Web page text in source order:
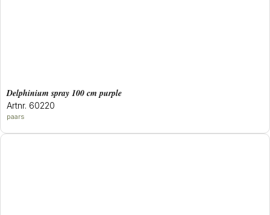
delphinium spray 100 cm purple
Artnr. 60220
paars